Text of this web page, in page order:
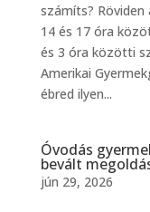
számíts?
14 és 17 óra
és 3 óra közötti
Amerikai
ébred ilyen...
Óvodás
bevált
jún 29, 2026